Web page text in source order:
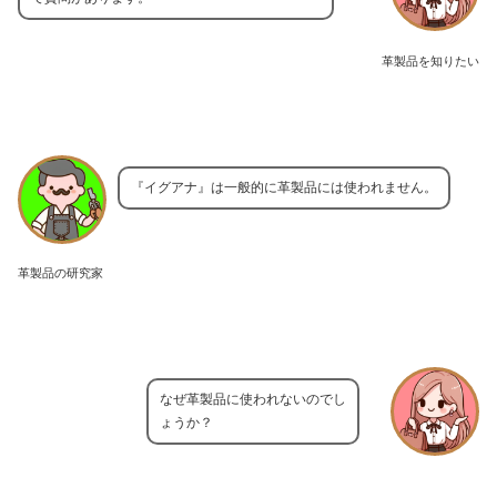
革製品を知りたい
革製品の研究家
『イグアナ』は一般的に革製品には使われません。
なぜ革製品に使われないのでし
ょうか？